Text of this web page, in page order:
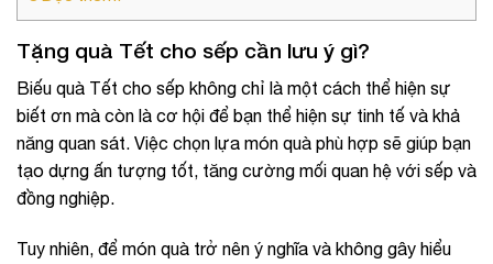
Tặng quà Tết cho sếp cần lưu ý gì?
Biếu quà Tết cho sếp không chỉ là một cách thể hiện sự
biết ơn mà còn là cơ hội để bạn thể hiện sự tinh tế và khả
năng quan sát. Việc chọn lựa món quà phù hợp sẽ giúp bạn
tạo dựng ấn tượng tốt, tăng cường mối quan hệ với sếp và
đồng nghiệp.
Tuy nhiên, để món quà trở nên ý nghĩa và không gây hiểu